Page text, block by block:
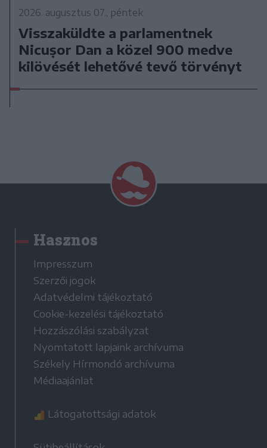
2026. augusztus 07., péntek
Visszaküldte a parlamentnek
Nicușor Dan a közel 900 medve
kilövését lehetővé tevő törvényt
Hasznos
Impresszum
Szerzői jogok
Adatvédelmi tájékoztató
Cookie-kezelési tájékoztató
Hozzászólási szabályzat
Nyomtatott lapjaink archívuma
Székely Hírmondó archívuma
Médiaajánlat
Látogatottsági adatok